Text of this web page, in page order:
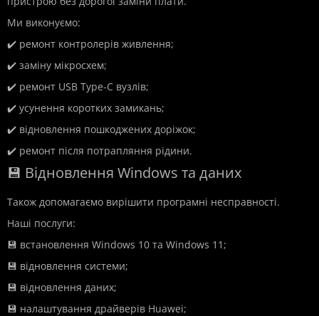
Ми виконуємо:
✔️ ремонт контролерів живлення;
✔️ заміну мікросхем;
✔️ ремонт USB Type-C вузлів;
✔️ усунення коротких замикань;
✔️ відновлення пошкоджених доріжок;
✔️ ремонт після потрапляння рідини.
💾 Відновлення Windows та даних
Також допомагаємо вирішити програмні несправності.
Наші послуги:
💾 встановлення Windows 10 та Windows 11;
💾 відновлення системи;
💾 відновлення даних;
💾 налаштування драйверів Huawei;